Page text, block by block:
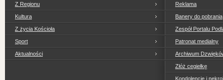
Z Regionu
Kultura
Z życia Kościoła
Sport
Aktualności
Reklama
Banery do pobrania
Zespół Portalu
Patronat medialny
Archiwum
Złóż cegiełkę
Kondolencje i